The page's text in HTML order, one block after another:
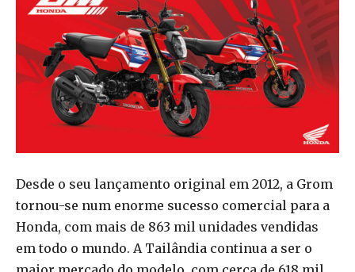
Desde o seu lançamento original em 2012, a Grom
tornou-se num enorme sucesso comercial para a
Honda, com mais de 863 mil unidades vendidas
em todo o mundo. A Tailândia continua a ser o